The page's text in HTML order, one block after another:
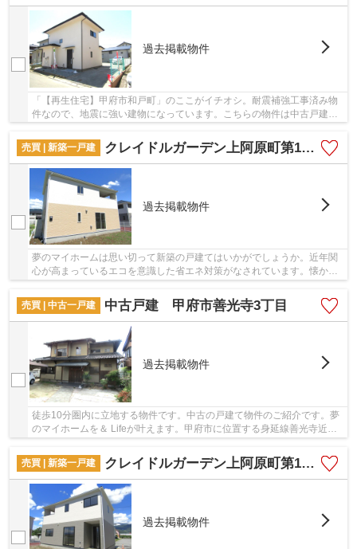
過去掲載物件
「【再生住宅】甲府市和戸町」のここがイチオシ。耐震補強工事済み物
件なので、地震に強い建物になっています。こちらの物件は中古戸建物
売買 | 新築一戸建
クレイドルガーデン上阿原町第1 1号棟
過去掲載物件
夢のマイホームは思い切って新築の戸建てはいかがでしょうか。近年関
心が高まっているエコを意識した省エネ対策がなされています。懐かし
売買 | 中古一戸建
中古戸建 甲府市善光寺3丁目
過去掲載物件
徒歩10分圏内に立地する物件です。中古の戸建て物件のご紹介です。夢
のマイホームを＆ Lifeが叶えます。甲府市に位置する身延線善光寺近く
売買 | 新築一戸建
クレイドルガーデン上阿原町第1 2号棟
過去掲載物件